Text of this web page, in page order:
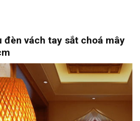
đèn vách tay sắt choá mây